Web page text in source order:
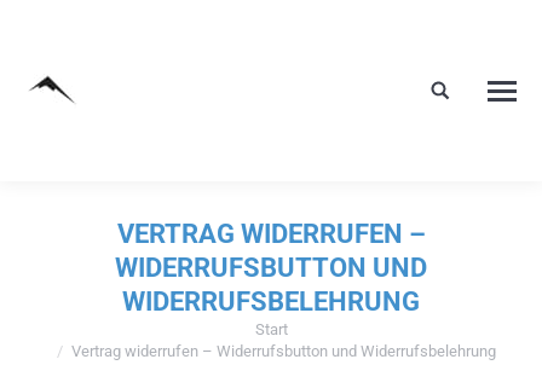
VERTRAG WIDERRUFEN –
WIDERRUFSBUTTON UND
WIDERRUFSBELEHRUNG
Start
Vertrag widerrufen – Widerrufsbutton und Widerrufsbelehrung